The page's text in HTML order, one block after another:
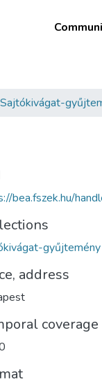
Sajtókivágat-
bea.fszek.hu/
gyűjtemény
address
coverage